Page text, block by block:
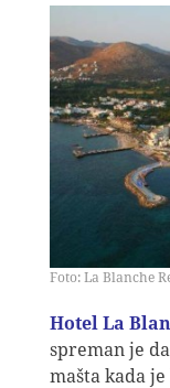
Foto: La Blanche
Hotel La
spreman je
mašta kada